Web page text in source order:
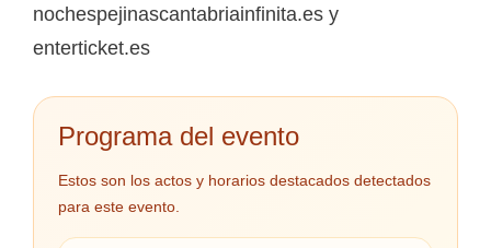
nochespejinascantabriainfinita.es y
enterticket.es
Programa del evento
Estos son los actos y horarios destacados detectados
para este evento.